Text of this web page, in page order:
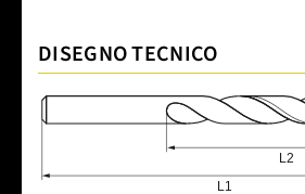
DISEGNO TECNICO